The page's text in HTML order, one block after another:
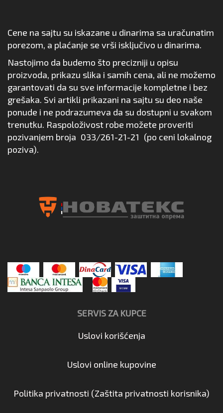
Cene na sajtu su iskazane u dinarima sa uračunatim
porezom, a plaćanje se vrši isključivo u dinarima.
Nastojimo da budemo što precizniji u opisu
proizvoda, prikazu slika i samih cena, ali ne možemo
garantovati da su sve informacije kompletne i bez
grešaka. Svi artikli prikazani na sajtu su deo naše
ponude i ne podrazumeva da su dostupni u svakom
trenutku. Raspoloživost robe možete proveriti
pozivanjem broja 033/261-21-21 (po ceni lokalnog
poziva).
SERVIS ZA KUPCE
Uslovi korišćenja
Uslovi online kupovine
Politika privatnosti (Zaštita privatnosti korisnika)